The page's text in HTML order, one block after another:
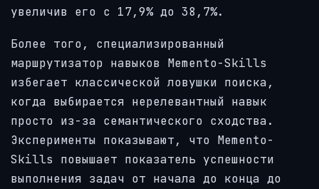
увеличив его с 17,9% до 38,7%.
Более того, специализированный
маршрутизатор навыков Memento-Skills
избегает классической ловушки поиска,
когда выбирается нерелевантный навык
просто из-за семантического сходства.
Эксперименты показывают, что Memento-
Skills повышает показатель успешности
выполнения задач от начала до конца до